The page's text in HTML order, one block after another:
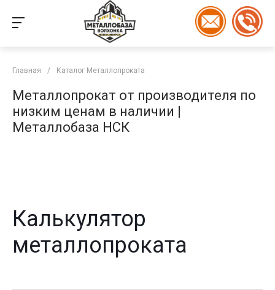
Главная / Каталог Металлопроката
Металлопрокат от производителя по
низким ценам в наличии |
Металлобаза НСК
Калькулятор
металлопроката